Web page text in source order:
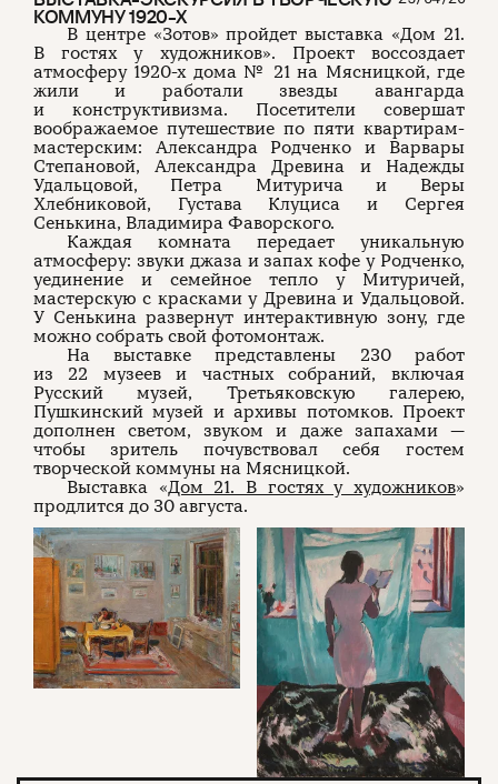
КОММУНУ 1920-Х
В центре «Зотов» пройдет выставка «Дом 21.
В гостях у художников». Проект воссоздает
атмосферу 1920-х дома № 21 на Мясницкой, где
жили и работали звезды авангарда
и конструктивизма. Посетители совершат
воображаемое путешествие по пяти квартирам-
мастерским: Александра Родченко и Варвары
Степановой, Александра Древина и Надежды
Удальцовой, Петра Митурича и Веры
Хлебниковой, Густава Клуциса и Сергея
Сенькина, Владимира Фаворского.
Каждая комната передает уникальную
атмосферу: звуки джаза и запах кофе у Родченко,
уединение и семейное тепло у Митуричей,
мастерскую с красками у Древина и Удальцовой.
У Сенькина развернут интерактивную зону, где
можно собрать свой фотомонтаж.
На выставке представлены 230 работ
из 22 музеев и частных собраний, включая
Русский музей, Третьяковскую галерею,
Пушкинский музей и архивы потомков. Проект
дополнен светом, звуком и даже запахами —
чтобы зритель почувствовал себя гостем
творческой коммуны на Мясницкой.
Выставка «Дом 21. В гостях у художников»
продлится до 30 августа.